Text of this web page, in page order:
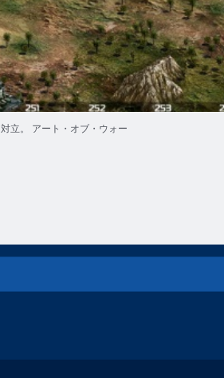
対立。 アート・オブ・ウォー